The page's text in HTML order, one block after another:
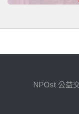
NPOst 公益